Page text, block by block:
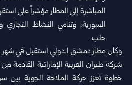
المباشرة إلى المطار مؤشراً على
السورية، وتنامي النشاط
حلب.‏
وكان مطار دمشق الدولي
‌‏‌‏شركة طيران العربية الإماراتية القادمة
‌‏خطوة تعزز ‏حركة الملاحة ‌‏الجوية بين